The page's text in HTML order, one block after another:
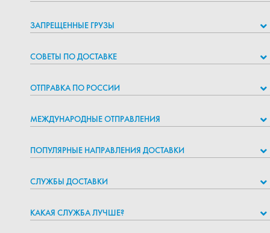
ЗАПРЕЩЕННЫЕ ГРУЗЫ
СОВЕТЫ ПО ДОСТАВКЕ
ОТПРАВКА ПО РОССИИ
МЕЖДУНАРОДНЫЕ ОТПРАВЛЕНИЯ
ПОПУЛЯРНЫЕ НАПРАВЛЕНИЯ ДОСТАВКИ
СЛУЖБЫ ДОСТАВКИ
КАКАЯ СЛУЖБА ЛУЧШЕ?